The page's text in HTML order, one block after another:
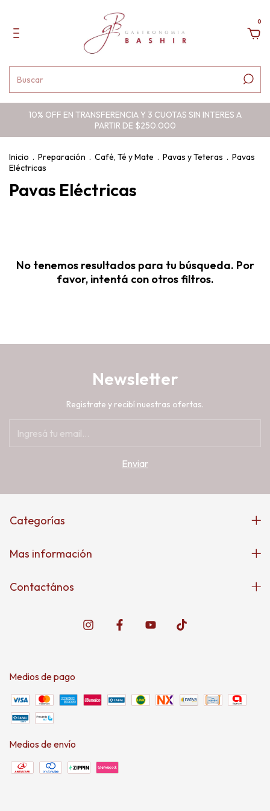
0
10% OFF EN TRANSFERENCIA Y 3 CUOTAS SIN INTERES A
PARTIR DE $250.000
Inicio . Preparación . Café, Té y Mate . Pavas y Teteras . Pavas
Eléctricas
Pavas Eléctricas
No tenemos resultados para tu búsqueda. Por
favor, intentá con otros filtros.
Newsletter
Registrate y recibí nuestras ofertas.
Categorías
Mas información
Contactános
Medios de pago
Medios de envío